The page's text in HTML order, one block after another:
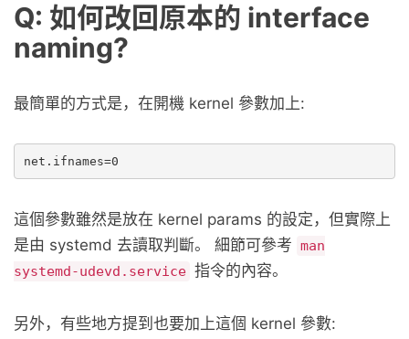
Q: 如何改回原本的 interface
naming?
最簡單的方式是，在開機 kernel 參數加上:
這個參數雖然是放在 kernel params 的設定，但實際上
是由 systemd 去讀取判斷。 細節可參考 man
systemd-udevd.service 指令的內容。
另外，有些地方提到也要加上這個 kernel 參數: